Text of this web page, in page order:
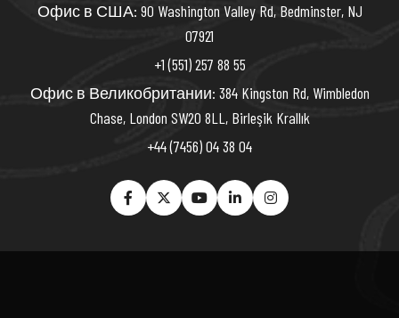
Офис в США: 90 Washington Valley Rd, Bedminster, NJ
07921
+1 (551) 257 88 55
Офис в Великобритании: 384 Kingston Rd, Wimbledon
Chase, London SW20 8LL, Birleşik Krallık
+44 (7456) 04 38 04